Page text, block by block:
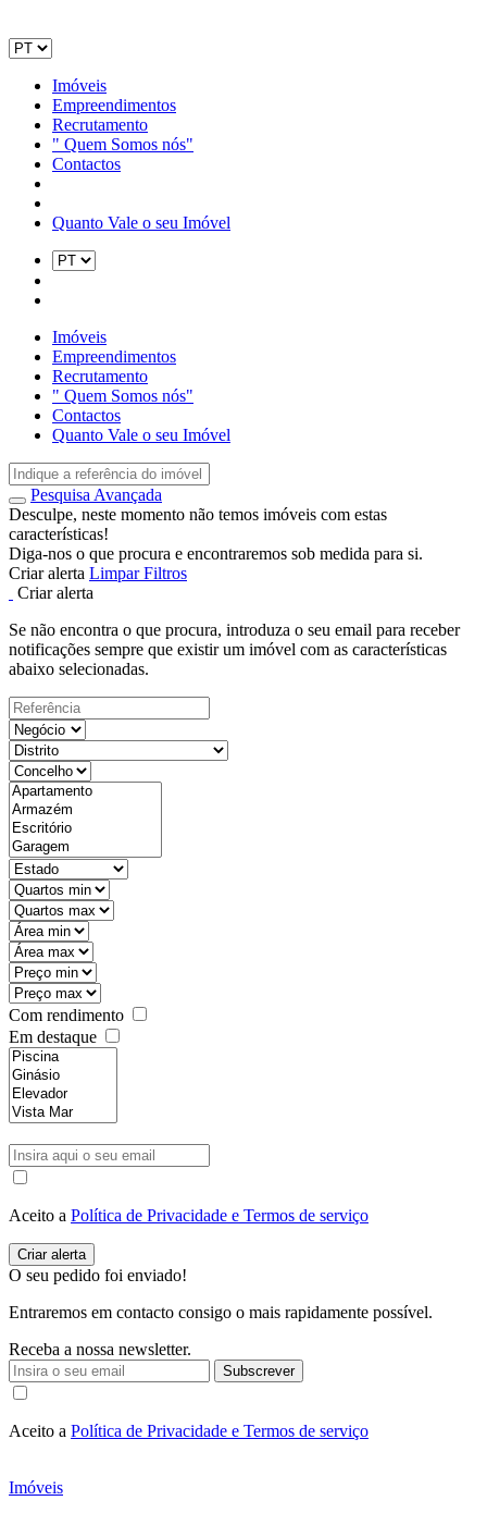
Imóveis
Empreendimentos
Recrutamento
" Quem Somos nós"
Contactos
Quanto Vale o seu Imóvel
Imóveis
Empreendimentos
Recrutamento
" Quem Somos nós"
Contactos
Quanto Vale o seu Imóvel
Pesquisa Avançada
Desculpe, neste momento não temos imóveis com estas
características!
Diga-nos o que procura e encontraremos sob medida para si.
Criar alerta Limpar Filtros
Criar alerta
Se não encontra o que procura, introduza o seu email para receber
notificações sempre que existir um imóvel com as características
abaixo selecionadas.
Com rendimento
Em destaque
Aceito a Política de Privacidade e Termos de serviço
O seu pedido foi enviado!
Entraremos em contacto consigo o mais rapidamente possível.
Receba a nossa newsletter.
Subscrever
Aceito a Política de Privacidade e Termos de serviço
Imóveis